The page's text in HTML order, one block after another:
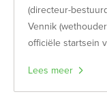
(directeur-
Vennik
officiële startsein
Lees meer